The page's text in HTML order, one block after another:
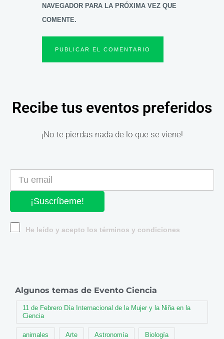
NAVEGADOR PARA LA PRÓXIMA VEZ QUE
COMENTE.
Recibe tus eventos preferidos
¡No te pierdas nada de lo que se viene!
¡Suscríbeme!
He leído y acepto los términos y condiciones
Algunos temas de Evento Ciencia
11 de Febrero Día Internacional de la Mujer y la Niña en la
Ciencia
animales Arte Astronomía Biología